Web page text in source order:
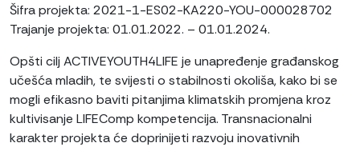
Šifra projekta: 2021-1-ES02-KA220-YOU-000028702
Trajanje projekta: 01.01.2022. – 01.01.2024.
Opšti cilj ACTIVEYOUTH4LIFE je unapređenje građanskog
učešća mladih, te svijesti o stabilnosti okoliša, kako bi se
mogli efikasno baviti pitanjima klimatskih promjena kroz
kultivisanje LIFEComp kompetencija. Transnacionalni
karakter projekta će doprinijeti razvoju inovativnih